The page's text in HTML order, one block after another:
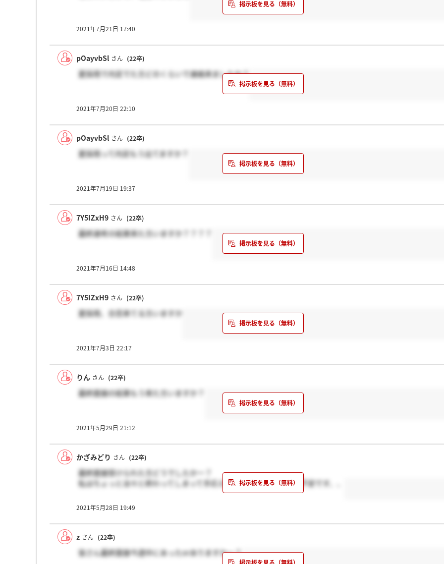
2021年7月21日 17:40
pOayvbSl さん (22卒)
夏採用で内定でた方どのくらいで連絡来ましたか？
2021年7月20日 22:10
pOayvbSl さん (22卒)
夏採用って内定もう出てますか？
2021年7月19日 19:37
7Y5IZxH9 さん (22卒)
最終選考の結果来た方いますか？？？？
2021年7月16日 14:48
7Y5IZxH9 さん (22卒)
夏採用、合否来てる方いますか
2021年7月3日 22:17
りん さん (22卒)
最終面接の結果もう来た方いますか？
2021年5月29日 21:12
かざみどり さん (22卒)
最終面接受けられた方どうでしたかー？
私はちょっと淡々と終わってしまって手応えなく、15日の結果まで不安です、、
2021年5月28日 19:49
z さん (22卒)
皆さん最終面接今週中にあったorありますかー？